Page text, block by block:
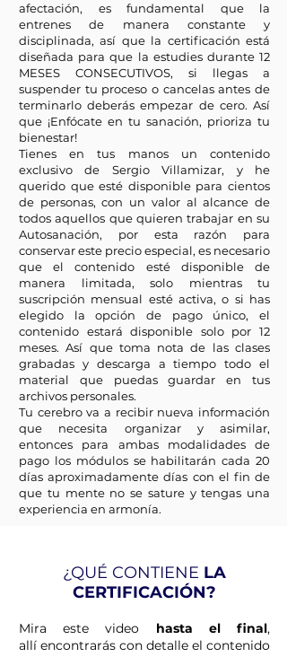
afectación, es fundamental que la
entrenes de manera constante y
disciplinada, así que la certificación está
diseñada para que la estudies durante 12
MESES CONSECUTIVOS, si llegas a
suspender tu proceso o cancelas antes de
terminarlo deberás empezar de cero. Así
que ¡Enfócate en tu sanación, prioriza tu
bienestar!
Tienes en tus manos un contenido
exclusivo de Sergio Villamizar, y he
querido que esté disponible para cientos
de personas, con un valor al alcance de
todos aquellos que quieren trabajar en su
Autosanación, por esta razón para
conservar este precio especial, es necesario
que el contenido esté disponible de
manera limitada, solo mientras tu
suscripción mensual esté activa, o si has
elegido la opción de pago único, el
contenido estará disponible solo por 12
meses. Así que toma nota de las clases
grabadas y descarga a tiempo todo el
material que puedas guardar en tus
archivos personales.
Tu cerebro va a recibir nueva información
que necesita organizar y asimilar,
entonces para ambas modalidades de
pago los módulos se habilitarán cada 20
días aproximadamente días con el fin de
que tu mente no se sature y tengas una
experiencia en armonía.
¿QUÉ CONTIENE LA
CERTIFICACIÓN?
Mira este video hasta el final,
allí encontrarás con detalle el contenido